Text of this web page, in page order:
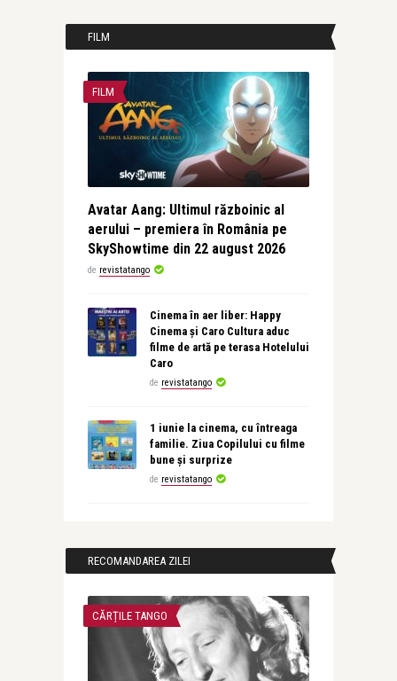
FILM
FILM
Avatar Aang: Ultimul războinic al
aerului – premiera în România pe
SkyShowtime din 22 august 2026
de revistatango
Cinema în aer liber: Happy
Cinema și Caro Cultura aduc
filme de artă pe terasa Hotelului
Caro
de revistatango
1 iunie la cinema, cu întreaga
familie. Ziua Copilului cu filme
bune și surprize
de revistatango
RECOMANDAREA ZILEI
CĂRȚILE TANGO